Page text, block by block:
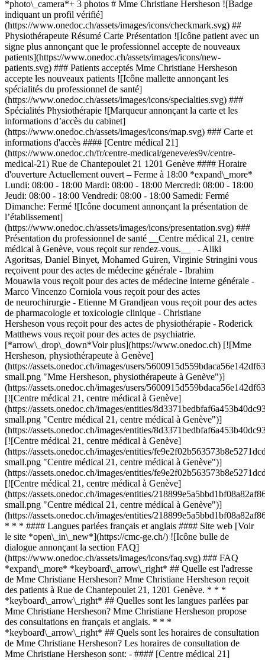
*photo\_camera*+ 3 photos # Mme Christiane Hersheson ![Badge
indiquant un profil vérifié]
(https://www.onedoc.ch/assets/images/icons/checkmark.svg) ##
Physiothérapeute Résumé Carte Présentation ![Icône patient avec un
signe plus annonçant que le professionnel accepte de nouveaux
patients](https://www.onedoc.ch/assets/images/icons/new-
patients.svg) ### Patients acceptés Mme Christiane Hersheson
accepte les nouveaux patients ![Icône mallette annonçant les
spécialités du professionnel de santé]
(https://www.onedoc.ch/assets/images/icons/specialties.svg) ###
Spécialités Physiothérapie ![Marqueur annonçant la carte et les
informations d’accès du cabinet]
(https://www.onedoc.ch/assets/images/icons/map.svg) ### Carte et
informations d'accès #### [Centre médical 21]
(https://www.onedoc.ch/fr/centre-medical/geneve/es9v/centre-
medical-21) Rue de Chantepoulet 21 1201 Genève #### Horaire
d'ouverture Actuellement ouvert – Ferme à 18:00 *expand\_more*
Lundi: 08:00 - 18:00 Mardi: 08:00 - 18:00 Mercredi: 08:00 - 18:00
Jeudi: 08:00 - 18:00 Vendredi: 08:00 - 18:00 Samedi: Fermé
Dimanche: Fermé ![Icône document annonçant la présentation de
l’établissement]
(https://www.onedoc.ch/assets/images/icons/presentation.svg) ###
Présentation du professionnel de santé __Centre médical 21, centre
médical à Genève, vous reçoit sur rendez-vous.__ - Aliki
Agoritsas, Daniel Binyet, Mohamed Guiren, Virginie Stringini vous
reçoivent pour des actes de médecine générale - Ibrahim
Mouawia vous reçoit pour des actes de médecine interne générale -
Marco Vincenzo Corniola vous reçoit pour des actes
de neurochirurgie - Etienne M Grandjean vous reçoit pour des actes
de pharmacologie et toxicologie clinique - Christiane
Hersheson vous reçoit pour des actes de physiothérapie - Roderick
Matthews vous reçoit pour des actes de psychiatrie.
[*arrow\_drop\_down*Voir plus](https://www.onedoc.ch) [![Mme
Hersheson, physiothérapeute à Genève]
(https://assets.onedoc.ch/images/users/
small.png "Mme Hersheson, physiothérapeute à Genève")]
(https://assets.onedoc.ch/images/users/
[![Centre médical 21, centre médical à Genève]
(https://assets.onedoc.ch/images/entities/
small.png "Centre médical 21, centre médical à Genève")]
(https://assets.onedoc.ch/images/entities/
[![Centre médical 21, centre médical à Genève]
(https://assets.onedoc.ch/images/entities/
small.png "Centre médical 21, centre médical à Genève")]
(https://assets.onedoc.ch/images/entities/
[![Centre médical 21, centre médical à Genève]
(https://assets.onedoc.ch/images/entities/
small.png "Centre médical 21, centre médical à Genève")]
(https://assets.onedoc.ch/images/entities/
* * * #### Langues parlées français et anglais #### Site web [Voir
le site *open\_in\_new*](https://cmc-ge.ch/) ![Icône bulle de
dialogue annonçant la section FAQ]
(https://www.onedoc.ch/assets/images/icons/faq.svg) ### FAQ
*expand\_more* *keyboard\_arrow\_right* ## Quelle est l'adresse
de Mme Christiane Hersheson? Mme Christiane Hersheson reçoit
des patients à Rue de Chantepoulet 21, 1201 Genève. * * *
*keyboard\_arrow\_right* ## Quelles sont les langues parlées par
Mme Christiane Hersheson? Mme Christiane Hersheson propose
des consultations en français et anglais. * * *
*keyboard\_arrow\_right* ## Quels sont les horaires de consultation
de Mme Christiane Hersheson? Les horaires de consultation de
Mme Christiane Hersheson sont: - #### [Centre médical 21]